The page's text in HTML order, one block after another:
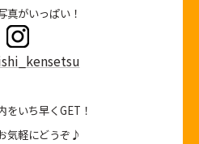
真がいっぱい！
をいち早くGET！
気軽にどうぞ♪